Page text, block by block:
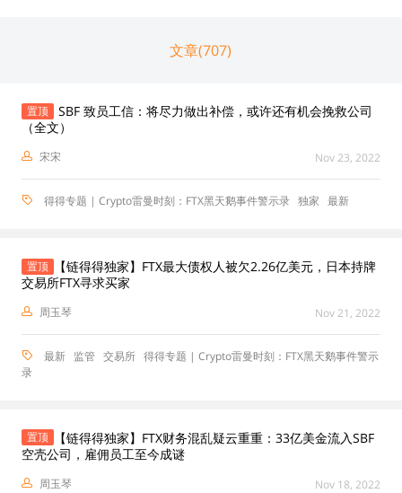
文章(707)
置顶
SBF 致员工信：将尽力做出补偿，或许还有机会挽救公司
（全文）
宋宋 Nov 23, 2022
得得专题 | Crypto雷曼时刻：FTX黑天鹅事件警示录 独家 最新
置顶 【链得得独家】FTX最大债权人被欠2.26亿美元，日本持牌
交易所FTX寻求买家
周玉琴 Nov 21, 2022
最新 监管 交易所 得得专题 | Crypto雷曼时刻：FTX黑天鹅事件警示
录
置顶
【链得得独家】FTX财务混乱疑云重重：33亿美金流入SBF
空壳公司，雇佣员工至今成谜
周玉琴 Nov 18, 2022